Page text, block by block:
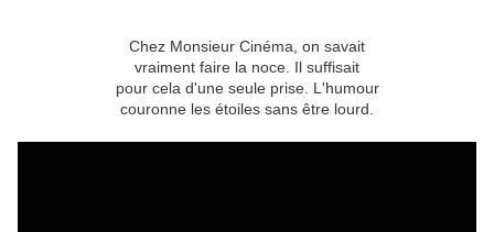
Chez Monsieur Cinéma, on savait
vraiment faire la noce. Il suffisait
pour cela d'une seule prise. L'humour
couronne les étoiles sans être lourd.